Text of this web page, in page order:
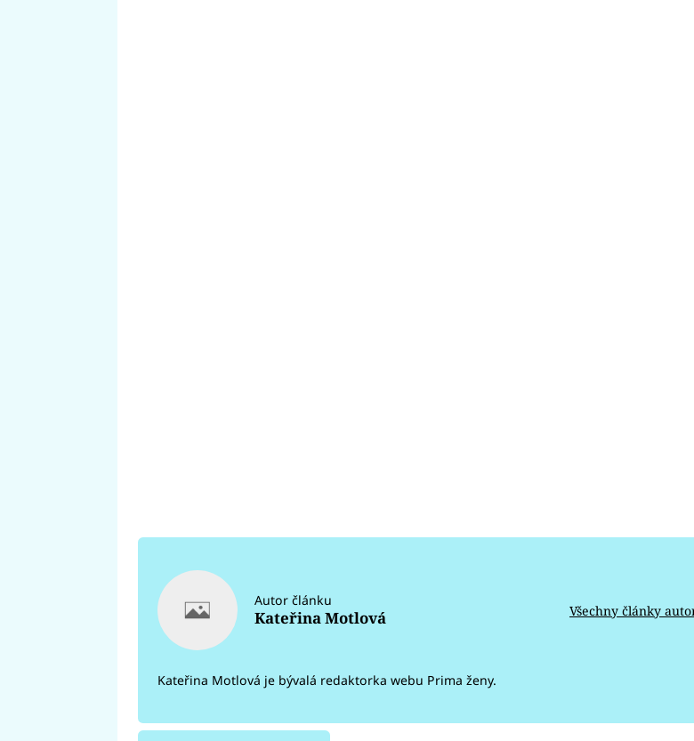
Autor článku
Kateřina Motlová Všechny články
Kateřina Motlová je bývalá redaktorka webu Prima ženy.